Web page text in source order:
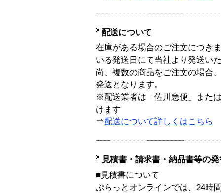
配送について
在庫がある場合のご注文につき
いる発送日にて当社より発送い
尚、複数の商品をご注文の場合
発送となります。
※配送業者は「佐川急便」また
けます
⇒配送について詳しくはこちら
見積書・請求書・納品書等の
■見積書について
ぷらっとオンラインでは、24時